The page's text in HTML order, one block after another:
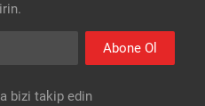
Abone Ol
bizi takip edin